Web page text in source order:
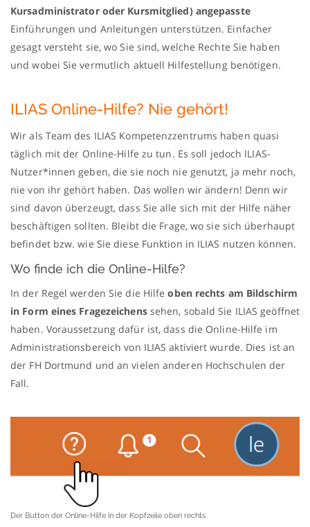
Kursadministrator oder Kursmitglied) angepasste
Einführungen und Anleitungen unterstützen. Einfacher
gesagt versteht sie, wo Sie sind, welche Rechte Sie haben
und wobei Sie vermutlich aktuell Hilfestellung benötigen.
ILIAS Online-Hilfe? Nie gehört!
Wir als Team des ILIAS Kompetenzzentrums haben quasi
täglich mit der Online-Hilfe zu tun. Es soll jedoch ILIAS-
Nutzer*innen geben, die sie noch nie genutzt, ja mehr noch,
nie von ihr gehört haben. Das wollen wir ändern! Denn wir
sind davon überzeugt, dass Sie alle sich mit der Hilfe näher
beschäftigen sollten. Bleibt die Frage, wo sie sich überhaupt
befindet bzw. wie Sie diese Funktion in ILIAS nutzen können.
Wo finde ich die Online-Hilfe?
In der Regel werden Sie die Hilfeoben rechts am Bildschirm
in Form eines Fragezeichenssehen, sobald Sie ILIAS geöffnet
haben. Voraussetzung dafür ist, dass die Online-Hilfe im
Administrationsbereich von ILIAS aktiviert wurde. Dies ist an
der FH Dortmund und an vielen anderen Hochschulen der
Fall.
Der Button der Online-Hilfe in der Kopfzeile oben rechts